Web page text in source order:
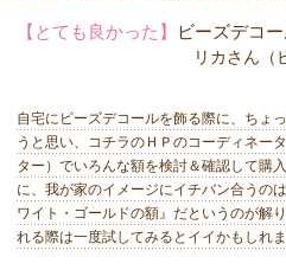
【とても良かった】 ビーズデコ
リカさん（
自宅にビーズデコールを飾る際に、ちょ
うと思い、コチラのＨＰのコーディネー
ター）でいろんな額を検討＆確認して購
に、我が家のイメージにイチバン合うの
ワイト・ゴールドの額』だというのが解
れる際は一度試してみるとイイかもしれ